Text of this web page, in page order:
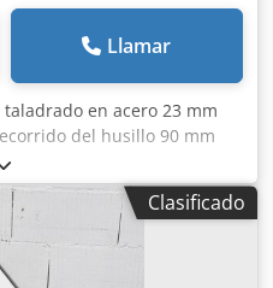
Llamar
taladrado en acero 23 mm
del husillo 90 mm
mm Cedpfx Aheyv Nmfs Ujrf
útil 285x285 mm Carga
del husillo 150-
requerida 0,75 kW
mm Peso
Clasificado